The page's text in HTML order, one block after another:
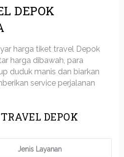
DEPOK
harga tiket travel Depok
harga dibawah, para
duduk manis dan biarkan
service perjalanan
DEPOK
Jenis Layanan